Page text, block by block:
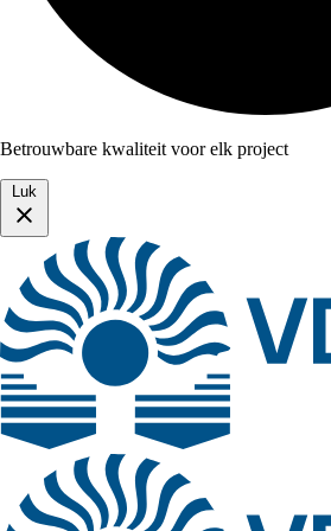
Betrouwbare kwaliteit voor elk project
Luk